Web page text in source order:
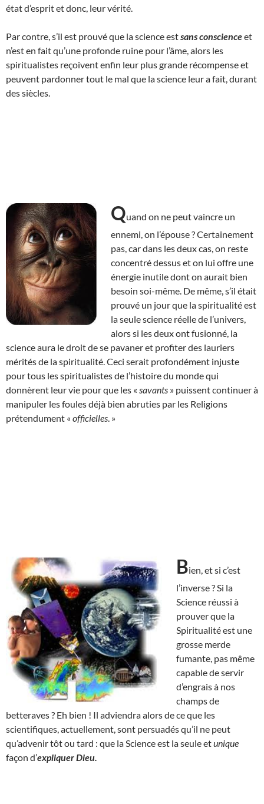
état d’esprit et donc, leur vérité.
Par contre, s’il est prouvé que la science estsans conscienceet
n’est en fait qu’une profonde ruine pour l’âme, alors les
spiritualistes reçoivent enfin leur plus grande récompense et
peuvent pardonner tout le mal que la science leur a fait, durant
des siècles.
Quand on ne peut vaincre un
ennemi, on l’épouse ? Certainement
pas, car dans les deux cas, on reste
concentré dessus et on lui offre une
énergie inutile dont on aurait bien
besoin soi-même. De même, s’il était
prouvé un jour que la spiritualité est
la seule science réelle de l’univers,
alors si les deux ont fusionné, la
science aura le droit de se pavaner et profiter des lauriers
mérités de la spiritualité. Ceci serait profondément injuste
pour tous les spiritualistes de l’histoire du monde qui
donnèrent leur vie pour que les « savants » puissent continuer à
manipuler les foules déjà bien abruties par les Religions
prétendument « officielles . »
Bien, et si c’est
l’inverse ? Si la
Science réussi à
prouver que la
Spiritualité est une
grosse merde
fumante, pas même
capable de servir
d’engrais à nos
champs de
betteraves ? Eh bien ! Il adviendra alors de ce que les
scientifiques, actuellement, sont persuadés qu’il ne peut
qu’advenir tôt ou tard : que la Science est la seule etunique
façon d’expliquer Dieu.